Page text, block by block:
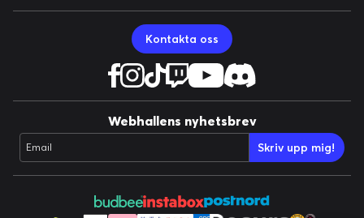
Kontakta oss
Webhallens nyhetsbrev
Email Skriv upp mig!